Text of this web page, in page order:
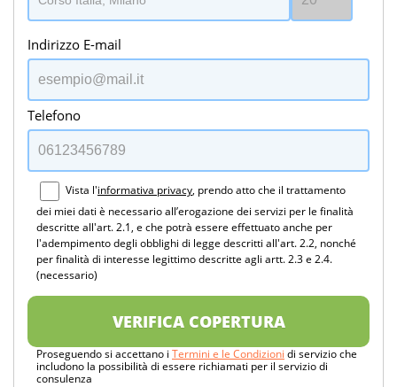
Indirizzo E-mail
Telefono
Vista l'informativa privacy, prendo atto che il trattamento
dei miei dati è necessario all’erogazione dei servizi per le finalità
descritte all'art. 2.1, e che potrà essere effettuato anche per
l'adempimento degli obblighi di legge descritti all'art. 2.2, nonché
per finalità di interesse legittimo descritte agli artt. 2.3 e 2.4.
(necessario)
VERIFICA COPERTURA
Proseguendo si accettano i Termini e le Condizioni di servizio che
includono la possibilità di essere richiamati per il servizio di
consulenza